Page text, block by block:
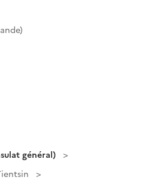
général)